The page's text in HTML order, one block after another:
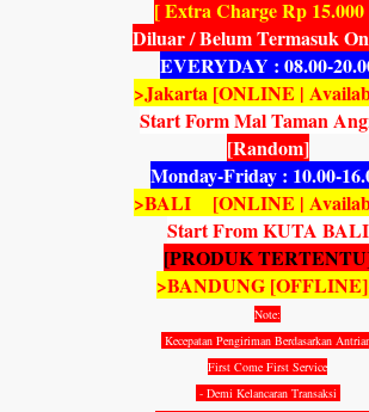
[ Extra Charge Rp
Diluar / Belum Termasuk
EVERYDAY : 08.00-
>Jakarta [ONLINE |
Start Form Mal Taman
[Random]
Monday-Friday : 10.00-
>BALI [ONLINE |
Start From KUTA BALI
[PRODUK
>BANDUNG
Note:
Kecepatan Pengiriman Berdasarkan
First Come First Service
- Demi Kelancaran Transaksi